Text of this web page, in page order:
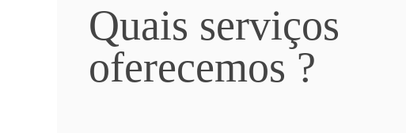
Quais serviços
oferecemos ?